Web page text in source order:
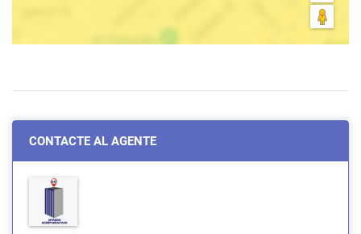
CONTACTE AL AGENTE